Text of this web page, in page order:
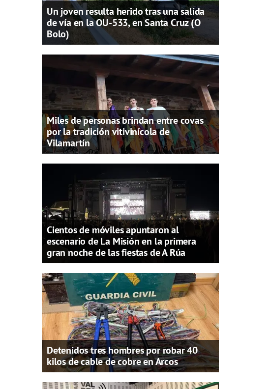
Un joven resulta herido tras una salida
de vía en la OU-533, en Santa Cruz (O
Bolo)
Miles de personas brindan entre covas
por la tradición vitivinícola de
Vilamartín
Cientos de móviles apuntaron al
escenario de La Misión en la primera
gran noche de las fiestas de A Rúa
Detenidos tres hombres por robar 40
kilos de cable de cobre en Arcos